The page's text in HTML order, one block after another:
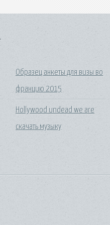
Образец анкеты для визы во
францию 2015
Hollywood undead we are
скачать музыку